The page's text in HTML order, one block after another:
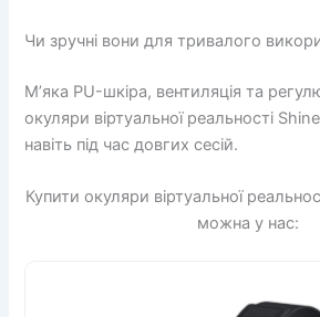
Чи зручні вони для тривалого
М’яка PU-шкіра, вентиляція та
окуляри віртуальної реальності
навіть під час довгих сесій.
Купити окуляри віртуальної
можна у нас: